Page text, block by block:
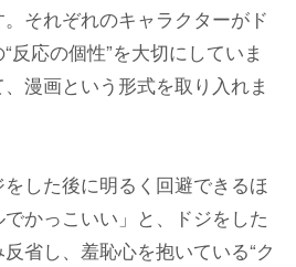
それぞれのキャラクターがド
反応の個性”を大切にしていま
漫画という形式を取り入れま
した後に明るく回避できるほ
かっこいい」と、ドジをした
省し、羞恥心を抱いている“ク